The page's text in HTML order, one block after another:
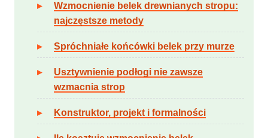
Wzmocnienie belek drewnianych stropu:
najczęstsze metody
Spróchniałe końcówki belek przy murze
Usztywnienie podłogi nie zawsze
wzmacnia strop
Konstruktor, projekt i formalności